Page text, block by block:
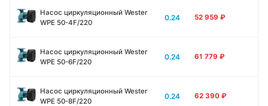
Насос циркуляционный Wester
WPE 50-4F/220
0.24 52 959 ₽
Насос циркуляционный Wester
WPE 50-6F/220
0.24 61 779 ₽
Насос циркуляционный Wester
WPE 50-8F/220
0.24 62 390 ₽